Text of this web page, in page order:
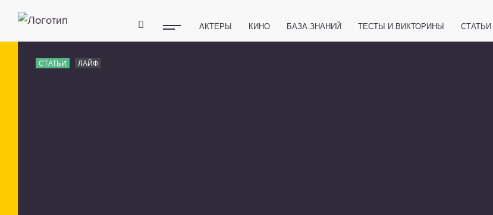
АКТЕРЫ КИНО БАЗА ЗНАНИЙ ТЕСТЫ И ВИКТОРИНЫ СТАТЬИ
СТАТЬИ ЛАЙФ